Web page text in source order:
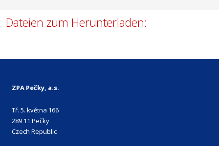
Dateien zum Herunterladen:
ZPA Pečky, a.s.
Tř. 5. května 166
289 11 Pečky
Czech Republic